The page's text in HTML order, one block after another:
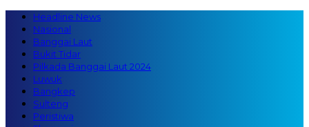
Headline News
Nasional
Banggai Laut
Bukit Tidar
Pilkada Banggai Laut 2024
Luwuk
Bangkep
Sulteng
Peristiwa